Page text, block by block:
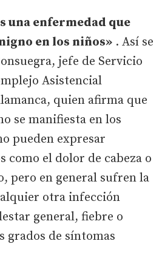
una enfermedad que
en los niños» . Así se
jefe de Servicio
Asistencial
quien afirma que
se manifiesta en los
pueden expresar
como el dolor de cabeza o
pero en general sufren la
otra infección
general, fiebre o
grados de síntomas